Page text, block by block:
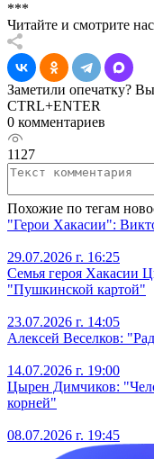
***
Читайте и смотрите
Заметили опечатку?
CTRL+ENTER
0 комментариев
1127
Похожие по тегам
"Герои Хакасии":
29.07.2026 г. 16:25
Семья героя Хакасии
"Пушкинской картой"
23.07.2026 г. 14:05
Алексей Веселков:
14.07.2026 г. 19:00
Цырен Димчиков:
корней"
08.07.2026 г. 19:45